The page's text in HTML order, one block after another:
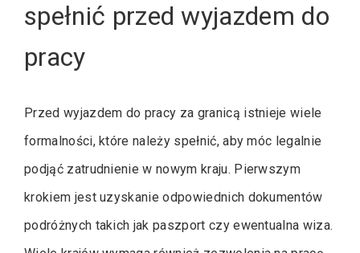
spełnić przed wyjazdem do
pracy
Przed wyjazdem do pracy za granicą istnieje wiele
formalności, które należy spełnić, aby móc legalnie
podjąć zatrudnienie w nowym kraju. Pierwszym
krokiem jest uzyskanie odpowiednich dokumentów
podróżnych takich jak paszport czy ewentualna wiza.